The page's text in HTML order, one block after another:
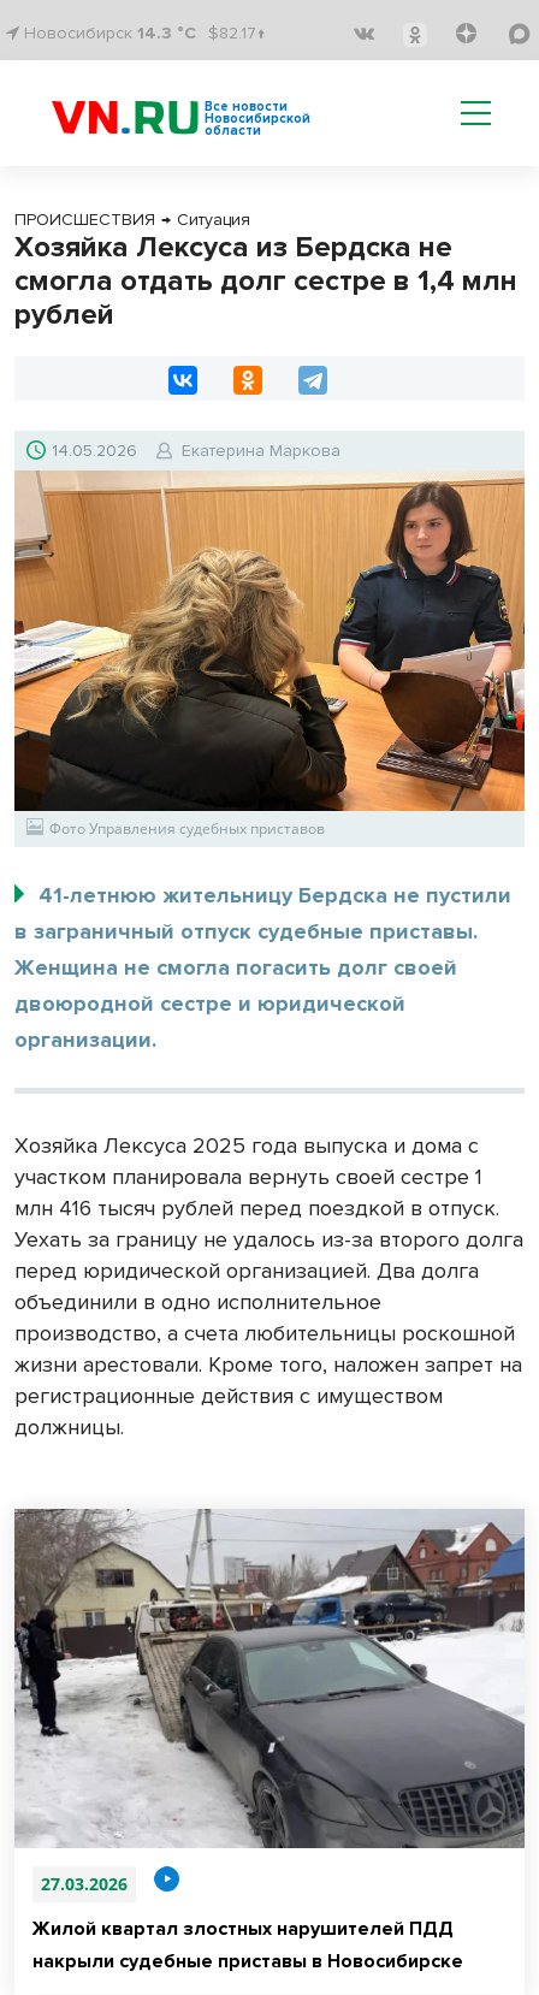
Новосибирск 14.3 °C $82.17↑
Все новости
Новосибирской
области
ПРОИСШЕСТВИЯ → Ситуация
Хозяйка Лексуса из Бердска не
смогла отдать долг сестре в 1,4 млн
рублей
14.05.2026 Екатерина Маркова
Фото Управления судебных приставов
41-летнюю жительницу Бердска не пустили
в заграничный отпуск судебные приставы.
Женщина не смогла погасить долг своей
двоюродной сестре и юридической
организации.
Хозяйка Лексуса 2025 года выпуска и дома с
участком планировала вернуть своей сестре 1
млн 416 тысяч рублей перед поездкой в отпуск.
Уехать за границу не удалось из-за второго долга
перед юридической организацией. Два долга
объединили в одно исполнительное
производство, а счета любительницы роскошной
жизни арестовали. Кроме того, наложен запрет на
регистрационные действия с имуществом
должницы.
27.03.2026
Жилой квартал злостных нарушителей ПДД
накрыли судебные приставы в Новосибирске